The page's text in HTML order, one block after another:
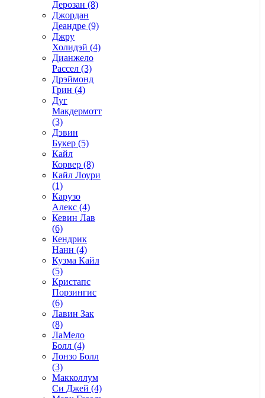
Дерозан (8)
Джордан
Деандре (9)
Джру
Холидэй (4)
Дианжело
Рассел (3)
Дрэймонд
Грин (4)
Дуг
Макдермотт
(3)
Дэвин
Букер (5)
Кайл
Корвер (8)
Кайл Лоури
(1)
Карузо
Алекс (4)
Кевин Лав
(6)
Кендрик
Нанн (4)
Кузма Кайл
(5)
Кристапс
Порзингис
(6)
Лавин Зак
(8)
ЛаМело
Болл (4)
Лонзо Болл
(3)
Макколлум
Си Джей (4)